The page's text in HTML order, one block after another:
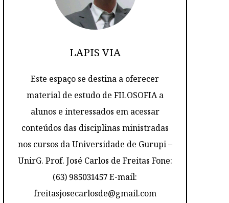
LAPIS VIA
Este espaço se destina a oferecer
material de estudo de FILOSOFIA a
alunos e interessados em acessar
conteúdos das disciplinas ministradas
nos cursos da Universidade de Gurupi –
UnirG. Prof. José Carlos de Freitas Fone:
(63) 985031457 E-mail:
freitasjosecarlosde@gmail.com